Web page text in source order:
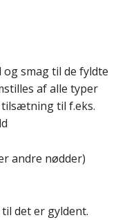
smag til de fyldte
af alle typer
tilsætning til f.eks.
andre nødder)
det er gyldent.